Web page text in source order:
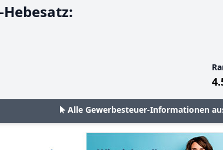
Alle Gewerbesteuer-Informationen